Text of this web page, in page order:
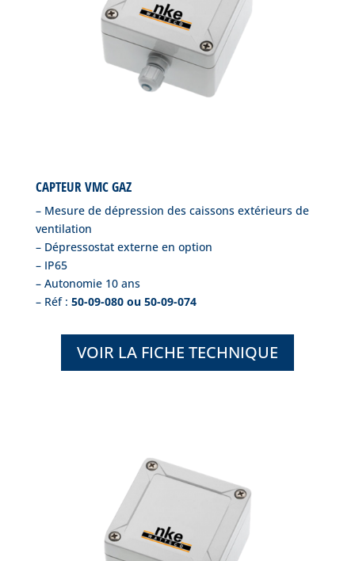
CAPTEUR VMC GAZ
– Mesure de dépression des caissons extérieurs de
ventilation
– Dépressostat externe en option
– IP65
– Autonomie 10 ans
– Réf : 50-09-080 ou 50-09-074
VOIR LA FICHE TECHNIQUE